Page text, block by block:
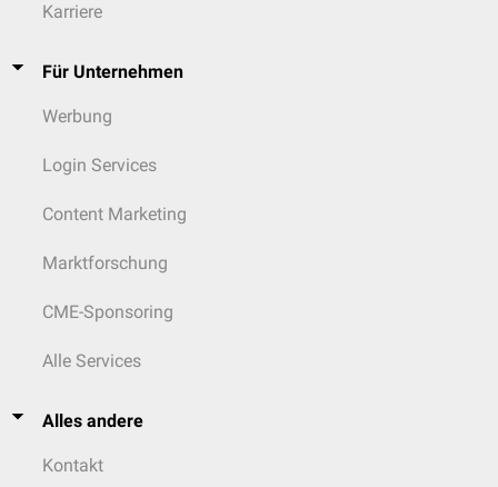
Karriere
Für Unternehmen
Werbung
Login Services
Content Marketing
Marktforschung
CME-Sponsoring
Alle Services
Alles andere
Kontakt